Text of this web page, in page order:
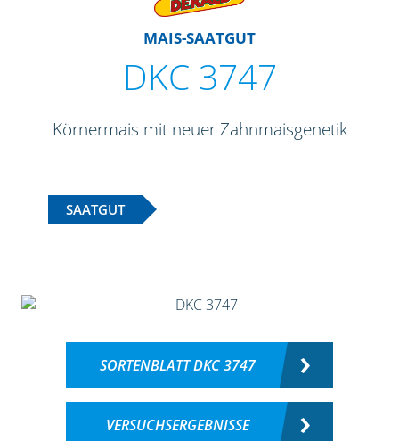
MAIS-SAATGUT
DKC 3747
Körnermais mit neuer Zahnmaisgenetik
SAATGUT
SORTENBLATT DKC 3747
VERSUCHSERGEBNISSE